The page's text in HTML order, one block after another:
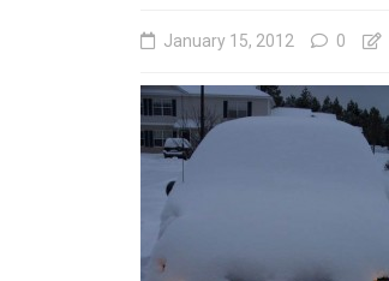
January 15, 2012 0